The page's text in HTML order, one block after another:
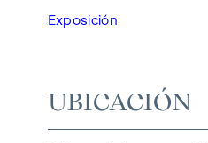
encuentro de las
Ventanas de
Exposición
UBICACIÓN